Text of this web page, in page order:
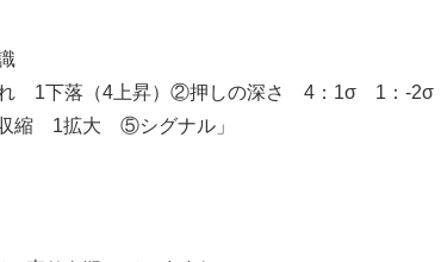
れ 1下落（4上昇）②押しの深さ 4：1σ 1
縮 1拡大 ⑤シグナル」